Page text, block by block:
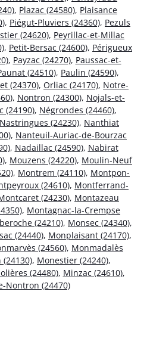
, Plazac (24580), Plaisance
, Piégut-Pluviers (24360), Pezuls
(24620), Peyrillac-et-Millac
, Petit-Bersac (24600), Périgueux
, Payzac (24270), Paussac-et-
(24510), Paulin (24590),
(24370), Orliac (24170), Notre-
, Nontron (24300), Nojals-et-
(24190), Négrondes (24460),
Nastringues (24230), Nanthiat
, Nanteuil-Auriac-de-Bourzac
, Nadaillac (24590), Nabirat
, Mouzens (24220), Moulin-Neuf
, Montrem (24110), Montpon-
(24610), Montferrand-
(24230), Montazeau
, Montagnac-la-Crempse
(24210), Monsec (24340),
(24440), Monplaisant (24170),
(24560), Monmadalès
, Monestier (24240),
(24480), Minzac (24610),
Nontron (24470)